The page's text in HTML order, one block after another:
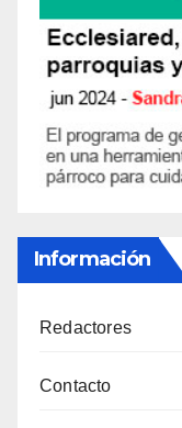
Información
Redactores
Contacto